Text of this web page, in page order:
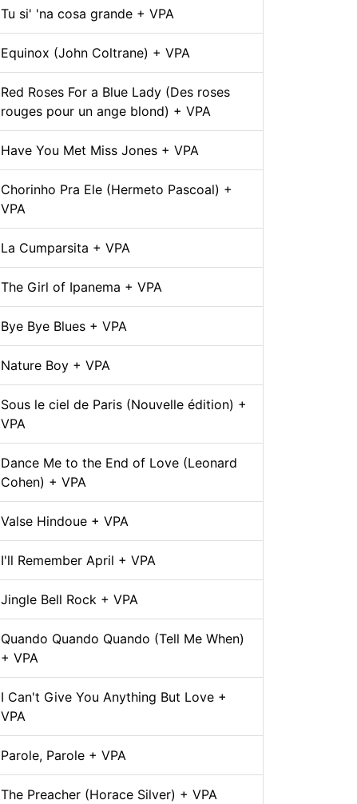
Tu si' 'na cosa grande + VPA
Equinox (John Coltrane) + VPA
Red Roses For a Blue Lady (Des roses
rouges pour un ange blond) + VPA
Have You Met Miss Jones + VPA
Chorinho Pra Ele (Hermeto Pascoal) +
VPA
La Cumparsita + VPA
The Girl of Ipanema + VPA
Bye Bye Blues + VPA
Nature Boy + VPA
Sous le ciel de Paris (Nouvelle édition) +
VPA
Dance Me to the End of Love (Leonard
Cohen) + VPA
Valse Hindoue + VPA
I'll Remember April + VPA
Jingle Bell Rock + VPA
Quando Quando Quando (Tell Me When)
+ VPA
I Can't Give You Anything But Love +
VPA
Parole, Parole + VPA
The Preacher (Horace Silver) + VPA